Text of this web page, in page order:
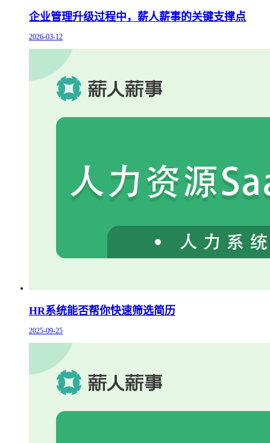
企业管理升级过程中，薪人薪事的关键支撑点
2026-03-12
HR系统能否帮你快速筛选简历
2025-09-25